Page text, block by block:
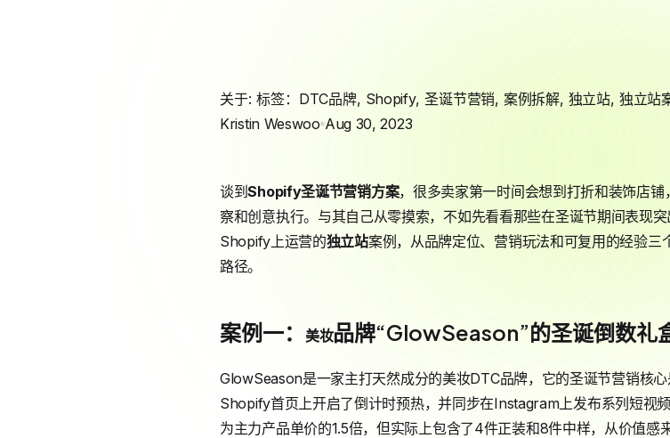
关于: 标签： DTC品牌, Shopify,圣诞节营销, 案例拆解, 独立站, 独立站
Kristin Weswoo Aug 30, 2023
谈到Shopify圣诞节营销方案，很多卖家第一时间会想到打折和装饰店
察和创意执行。与其自己从零摸索，不如先看看那些在圣诞节期间表现突
Shopify上运营的独立站案例，从品牌定位、营销玩法和可复用的经验
路径。
案例一： 美妆品牌“GlowSeason”的圣诞倒数礼
GlowSeason是一家主打天然成分的美妆DTC品牌，它的圣诞节营销核
Shopify首页上开启了倒计时预热，并同步在Instagram上发布系列短视
为主力产品单价的1.5倍，但实际上包含了4件正装和8件中样，从价值感